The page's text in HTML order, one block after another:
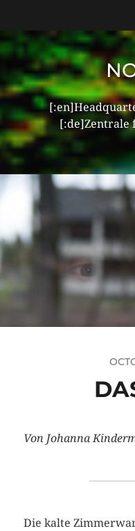
[:de]Zentrale
Von Johanna
Die kalte